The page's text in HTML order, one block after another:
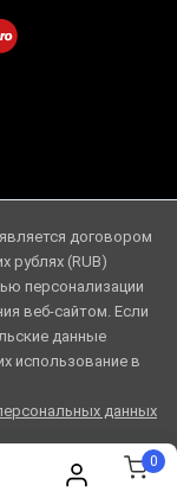
0
договором
рублях (RUB)
персонализации
веб-сайтом. Если
данные
использование в
данных